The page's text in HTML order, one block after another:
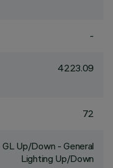
-
4223.09
72
GL Up/Down - General
Lighting Up/Down